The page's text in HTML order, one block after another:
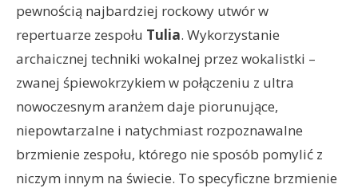
pewnością najbardziej rockowy utwór w
repertuarze zespołu Tulia. Wykorzystanie
archaicznej techniki wokalnej przez wokalistki –
zwanej śpiewokrzykiem w połączeniu z ultra
nowoczesnym aranżem daje piorunujące,
niepowtarzalne i natychmiast rozpoznawalne
brzmienie zespołu, którego nie sposób pomylić z
niczym innym na świecie. To specyficzne brzmienie